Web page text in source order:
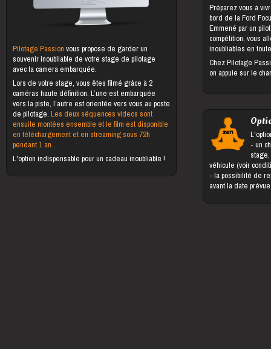
Pilotage Passionvous propose de garder un
souvenir inoubliable de votre stage de pilotage
avec la camera embarquée.
Lors de votre stage, vous êtes filmé grâce à 2
caméras haute définition. L’une est embarquée
vers la piste, l’autre est orientée vers vous au poste
de pilotage.Les deux séquences videos sont
ensuite montées ensemble et le film est disponible
en téléchargement et en streaming sous 72h
pendant 1 an..
L'option indispensable pour un cadeau inoubliable !
Préparez vous à
bord de la Ford
Emmené par un
compétition, vous
inoubliables en
Chez Pilotage
on appuie sur le
- un changement du bénéficiaire du
véhicule (voir
- la possibilité de reporter le stage jusqu'à 5 jours
avant la date